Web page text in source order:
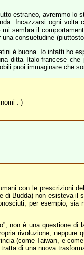
estraneo, avremmo
Incazzarsi ogni
sembra il
consuetudine
è buona. Io infatti ho
ditta Italo-francese
puoi immaginare che
:-)
con le prescrizioni
Budda) non esisteva
per esempio,
non è una questione
rivoluzione,
(come Taiwan, e
di una nuova